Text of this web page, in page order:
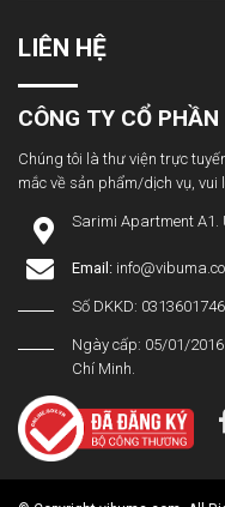
LIÊN HỆ
CÔNG TY CỔ
Chúng tôi là thư viện trực
mắc về sản phẩm/dịch vụ, vui
Sarimi Apartment A1.
Email:
Số DKKD: 0313601746
Ngày cấp: 05/01/
Chí Minh.